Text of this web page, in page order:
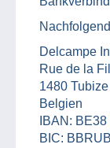
Delcampe
Rue de la
1480 Tubize
Belgien
IBAN:
BIC: